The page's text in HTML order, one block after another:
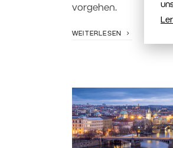
vorgehen.
WEITERLESEN